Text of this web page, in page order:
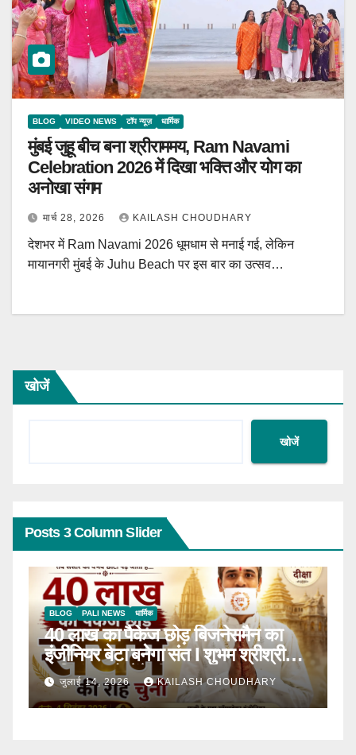
BLOG VIDEO NEWS टॉप न्यूज़ धार्मिक
मुंबई जुहू बीच बना श्रीराममय, Ram Navami
Celebration 2026 में दिखा भक्ति और योग का
अनोखा संगम
मार्च 28, 2026 KAILASH CHOUDHARY
देशभर में Ram Navami 2026 धूमधाम से मनाई गई, लेकिन
मायानगरी मुंबई के Juhu Beach पर इस बार का उत्सव…
खोजें
खोजें
Posts 3 Column Slider
BLOG टॉप न्यूज़ धार्मिक
ठाणे में पहली बार होगा सीरवी समाज युवक-
युवती परिचय सम्मेलन
जून 13, 2026 KAILASH CHOUDHARY